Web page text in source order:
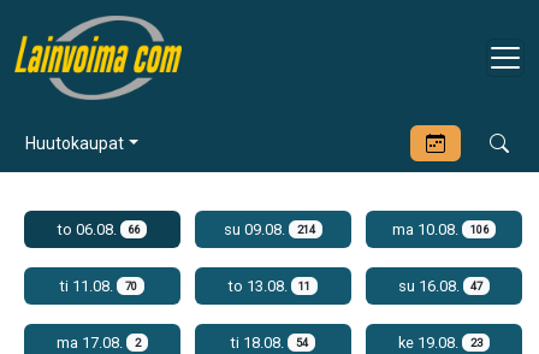
Huutokaupat
to 06.08. 66 su 09.08. 214 ma 10.08. 106
ti 11.08. 70 to 13.08. 11 su 16.08. 47
ma 17.08. 2 ti 18.08. 54 ke 19.08. 23